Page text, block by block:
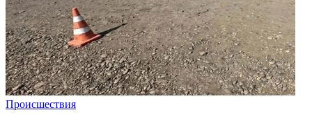
Происшествия